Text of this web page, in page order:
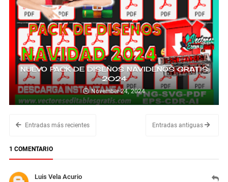
NUEVO PACK DE DISEÑOS NAVIDEÑOS GRATIS
2024
November 24, 2024
Entradas más recientes Entradas antiguas
1 COMENTARIO
Luis Vela Acurio